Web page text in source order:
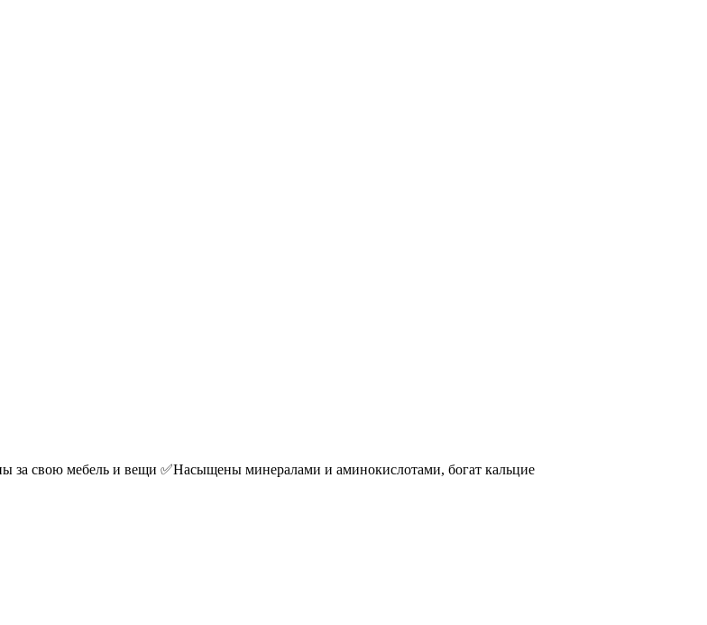
за свою мебель и вещи ✅Насыщены минералами и аминокислотами, богат кальцие